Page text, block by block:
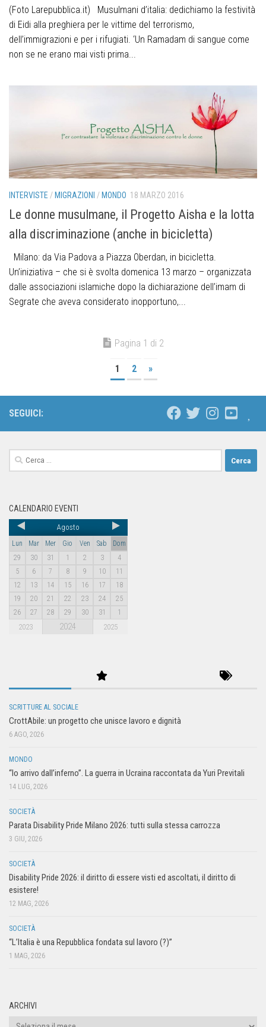
(Foto Larepubblica.it) Musulmani d’italia: dedichiamo la festività
di Eidi alla preghiera per le vittime del terrorismo,
dell’immigrazioni e per i rifugiati. ‘Un Ramadam di sangue come
non se ne erano mai visti prima...
INTERVISTE / MIGRAZIONI / MONDO 18 MARZO 2016
Le donne musulmane, il Progetto Aisha e la lotta
alla discriminazione (anche in bicicletta)
Milano: da Via Padova a Piazza Oberdan, in bicicletta.
Un’iniziativa – che si è svolta domenica 13 marzo – organizzata
dalle associazioni islamiche dopo la dichiarazione dell’imam di
Segrate che aveva considerato inopportuno,...
Pagina 1 di 2
1 2 »
SEGUICI:
CALENDARIO EVENTI
Agosto
Lun Mar Mer Gio Ven Sab
Dom
29
30 31 1 2 3
4
5
6 7 8 9 10
11
12
13 14 15 16 17
18
19
20 21 22 23 24
25
26
27 28 29 30 31 1
2023 2024 2025
SCRITTURE AL SOCIALE
CrottAbile: un progetto che unisce lavoro e dignità
6 AGO, 2026
MONDO
“Io arrivo dall’inferno”. La guerra in Ucraina raccontata da Yuri Previtali
14 LUG, 2026
SOCIETÀ
Parata Disability Pride Milano 2026: tutti sulla stessa carrozza
3 GIU, 2026
SOCIETÀ
Disability Pride 2026: il diritto di essere visti ed ascoltati, il diritto di
esistere!
12 MAG, 2026
SOCIETÀ
“L’Italia è una Repubblica fondata sul lavoro (?)”
1 MAG, 2026
ARCHIVI